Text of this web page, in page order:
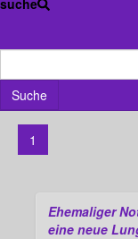
suche
Suche
neue Lunge
1
Ehemaliger
eine neue